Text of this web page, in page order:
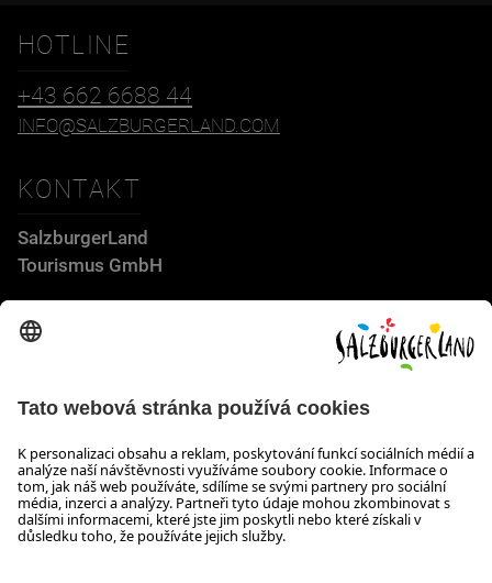
HOTLINE
+43 662 6688 44
INFO@SALZBURGERLAND.COM
KONTAKT
SalzburgerLand
Tourismus GmbH
Wiener Bundesstraße 23
5300 Hallwang
OTEVÍRACÍ DOBA
Těšíme se na Vaši poptávku!